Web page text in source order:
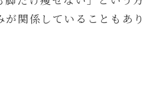
が関係していることもあり